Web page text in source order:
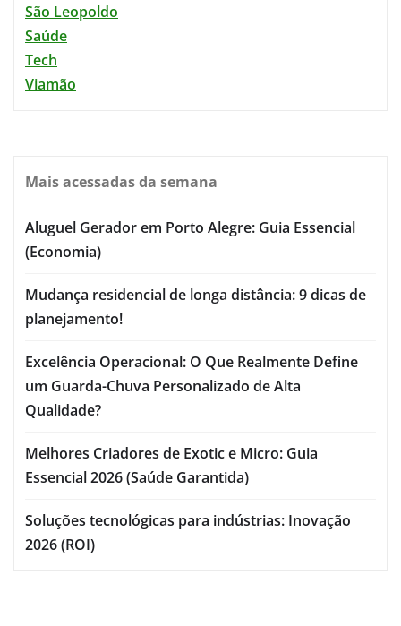
São Leopoldo
Saúde
Tech
Viamão
Mais acessadas da semana
Aluguel Gerador em Porto Alegre: Guia Essencial
(Economia)
Mudança residencial de longa distância: 9 dicas de
planejamento!
Excelência Operacional: O Que Realmente Define
um Guarda-Chuva Personalizado de Alta
Qualidade?
Melhores Criadores de Exotic e Micro: Guia
Essencial 2026 (Saúde Garantida)
Soluções tecnológicas para indústrias: Inovação
2026 (ROI)